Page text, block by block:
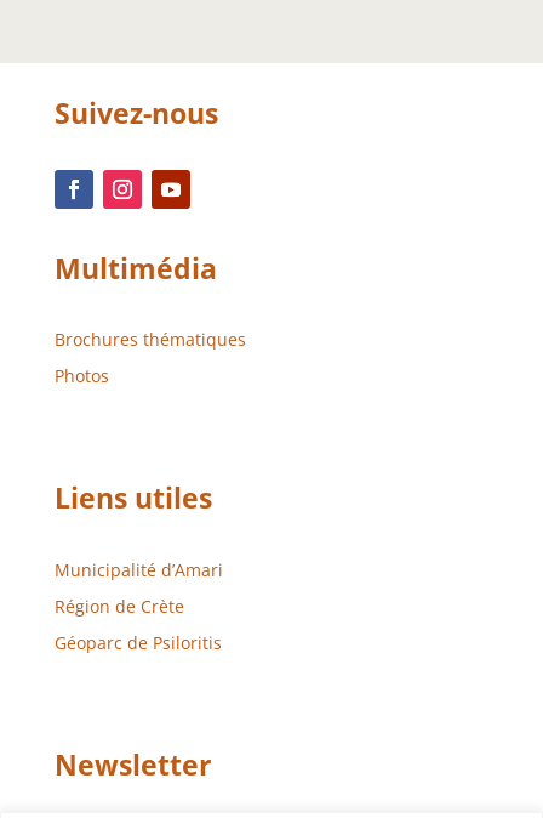
Suivez-nous
Multimédia
Brochures thématiques
Photos
Liens utiles
Municipalité d’Amari
Région de Crète
Géoparc de Psiloritis
Newsletter